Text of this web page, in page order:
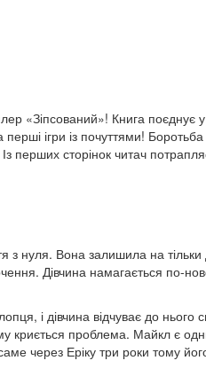
«Зіпсований»! Книга
ігри із почуттями!
сторінок читач
з нуля. Вона залишила на
Дівчина намагається по-
і дівчина відчуває до
проблема. Майкл є
через Еріку три роки тому